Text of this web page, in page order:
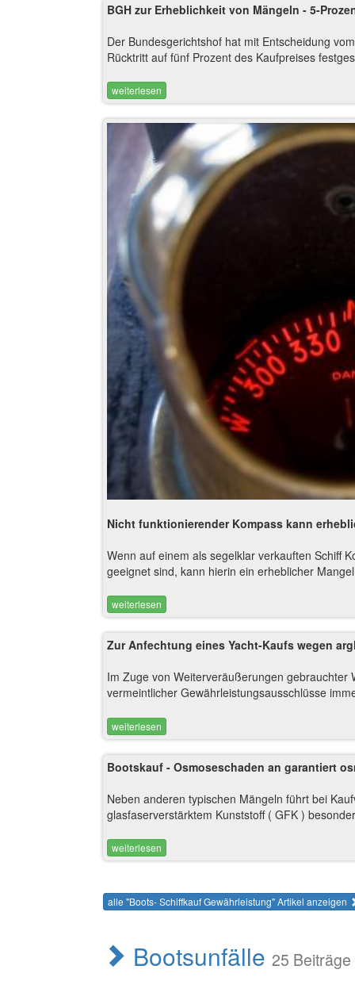
BGH zur Erheblichkeit von Mängeln - 5-
Der Bundesgerichtshof hat mit Entscheidung
Rücktritt auf fünf Prozent des Kaufpreises
weiterlesen
Nicht funktionierender Kompass kann
Wenn auf einem als segelklar verkauften Schiff
geeignet sind, kann hierin ein erheblicher
weiterlesen
Zur Anfechtung eines Yacht-Kaufs wegen
Im Zuge von Weiterveräußerungen
vermeintlicher Gewährleistungsausschlüsse
weiterlesen
Bootskauf - Osmoseschaden an garantiert
Neben anderen typischen Mängeln führt bei
glasfaserverstärktem Kunststoff ( GFK )
weiterlesen
alle "Boots- Schiffkauf Gewährleistung" Artikel anzeigen
Bootsunfälle 25 Beiträge